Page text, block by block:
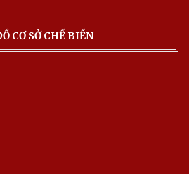
CƠ SỞ CHẾ BIẾN